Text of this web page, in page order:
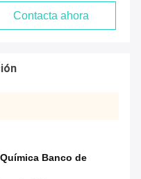
Contacta ahora
Banco de